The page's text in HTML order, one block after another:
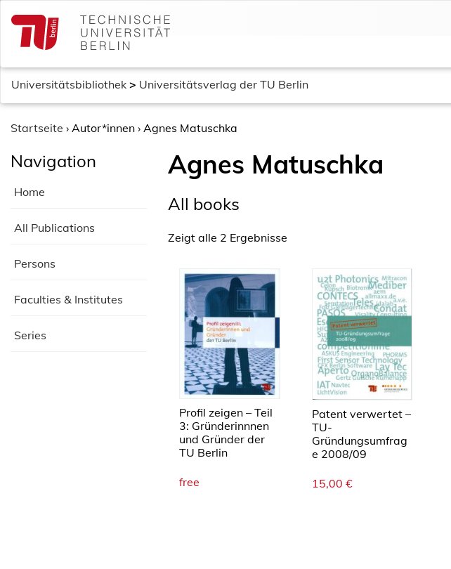
c
Universitätsbibliothek > Universitätsverlag der TU Berlin
Startseite › Autor*innen › Agnes Matuschka
Navigation
Home
All Publications
Persons
Faculties & Institutes
Series
Agnes Matuschka
All books
Zeigt alle 2 Ergebnisse
Profil zeigen – Teil
3: Gründerinnnen
und Gründer der
TU Berlin
free
Patent verwertet –
TU-
Gründungsumfrag
e 2008/09
15,00 €